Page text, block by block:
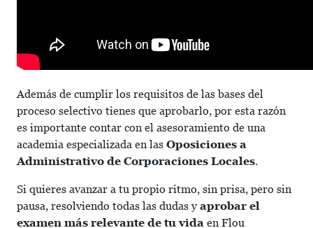
Además de cumplir los requisitos de las bases del
proceso selectivo tienes que aprobarlo, por esta razón
es importante contar con el asesoramiento de una
academia especializada en las Oposiciones a
Administrativo de Corporaciones Locales.
Si quieres avanzar a tu propio ritmo, sin prisa, pero sin
pausa, resolviendo todas las dudas y aprobar el
examen más relevante de tu vida en Flou